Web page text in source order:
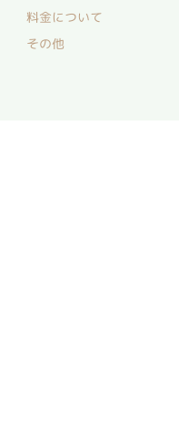
料金について
その他